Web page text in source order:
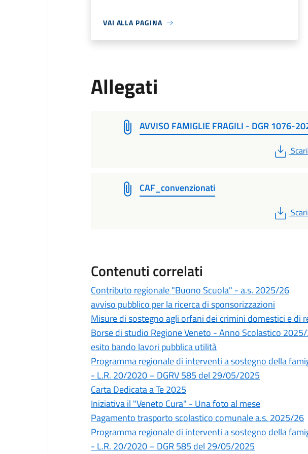
VAI ALLA PAGINA
Allegati
AVVISO FAMIGLIE FRAGILI - DGR 1076-
PDF
CAF_convenzionati
PDF
Contenuti correlati
Contributo regionale "Buono Scuola" - a.s. 2025/26
avviso pubblico per la ricerca di sponsorizzazioni
Misure di sostegno agli orfani dei crimini domestici e di
Borse di studio Regione Veneto - Anno Scolastico
esito bando lavori pubblica utilità
Programma regionale di interventi a sostegno della
- L.R. 20/2020 – DGRV 585 del 29/05/2025
Carta Dedicata a Te 2025
Iniziativa il "Veneto Cura" - Una foto al mese
Pagamento trasporto scolastico comunale a.s. 2025/26
Programma regionale di interventi a sostegno della
- L.R. 20/2020 – DGR 585 del 29/05/2025